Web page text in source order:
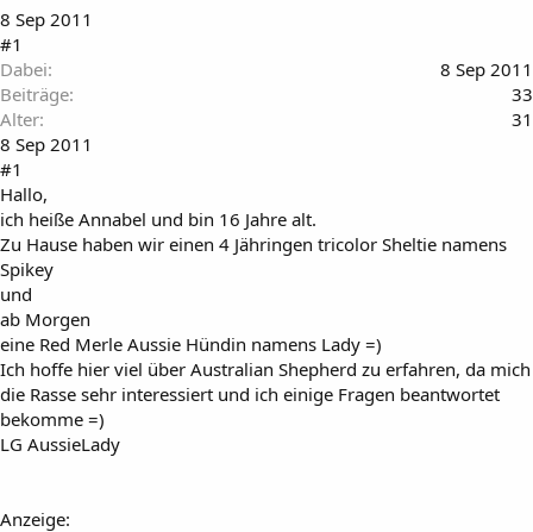
t
8 Sep 2011
#1
Dabei
8 Sep 2011
Beiträge
33
Alter
31
8 Sep 2011
#1
Hallo,
ich heiße Annabel und bin 16 Jahre alt.
Zu Hause haben wir einen 4 Jähringen tricolor Sheltie namens
Spikey
und
ab Morgen
eine Red Merle Aussie Hündin namens Lady =)
Ich hoffe hier viel über Australian Shepherd zu erfahren, da mich
die Rasse sehr interessiert und ich einige Fragen beantwortet
bekomme =)
LG AussieLady
Anzeige: